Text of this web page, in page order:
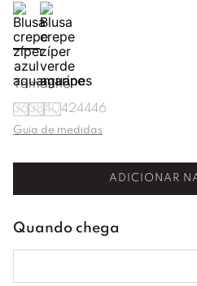
Tamanho
363840424446
Guia de medidas
ADICIONAR